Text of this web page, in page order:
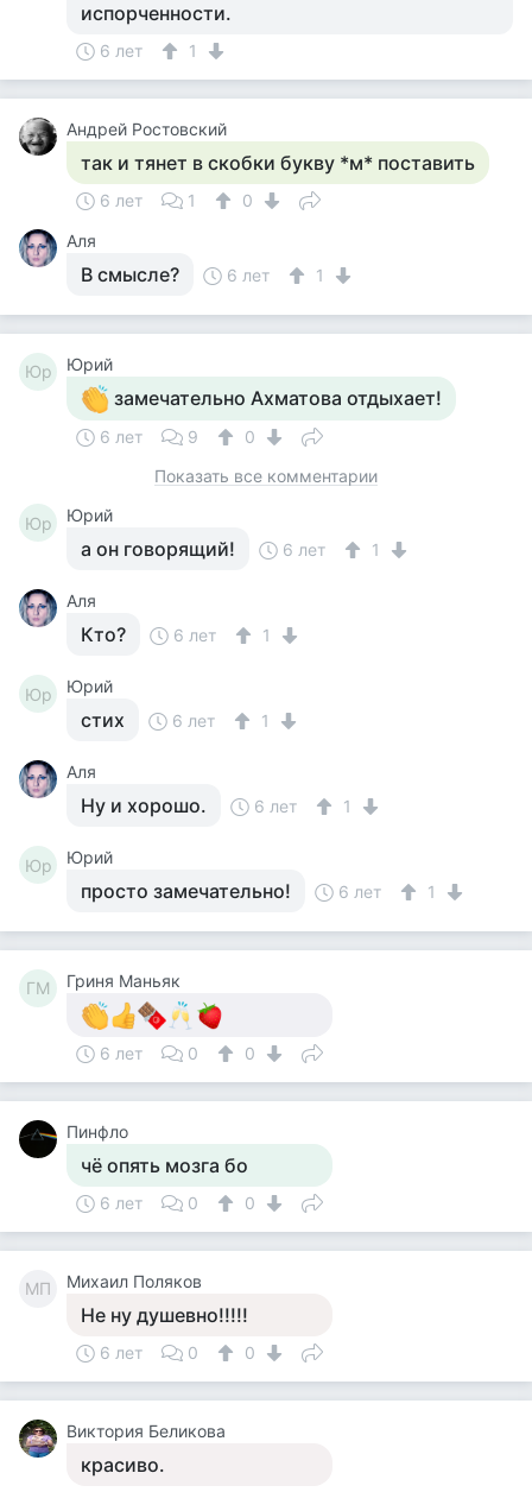
испорченности.
6 лет 1
Андрей Ростовский
так и тянет в скобки букву *м* поставить
6 лет 1
0
Аля
В смысле? 6 лет 1
Юр Юрий
замечательно Ахматова отдыхает!
6 лет 9
0
Показать все комментарии
Юр Юрий
а он говорящий! 6 лет 1
Аля
Кто? 6 лет 1
Юр Юрий
стих 6 лет 1
Аля
Ну и хорошо. 6 лет 1
Юр Юрий
просто замечательно! 6 лет 1
ГМ Гриня Маньяк
6 лет 0 0
Пинфло
чё опять мозга бо
6 лет 0 0
МП Михаил Поляков
Не ну душевно!!!!!
6 лет 0 0
Виктория Беликова
красиво.